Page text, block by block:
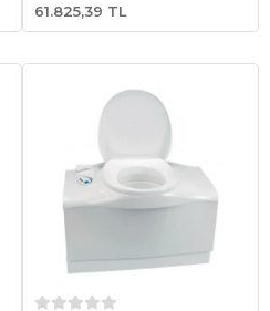
Merkezi Su)
61.825,39 TL